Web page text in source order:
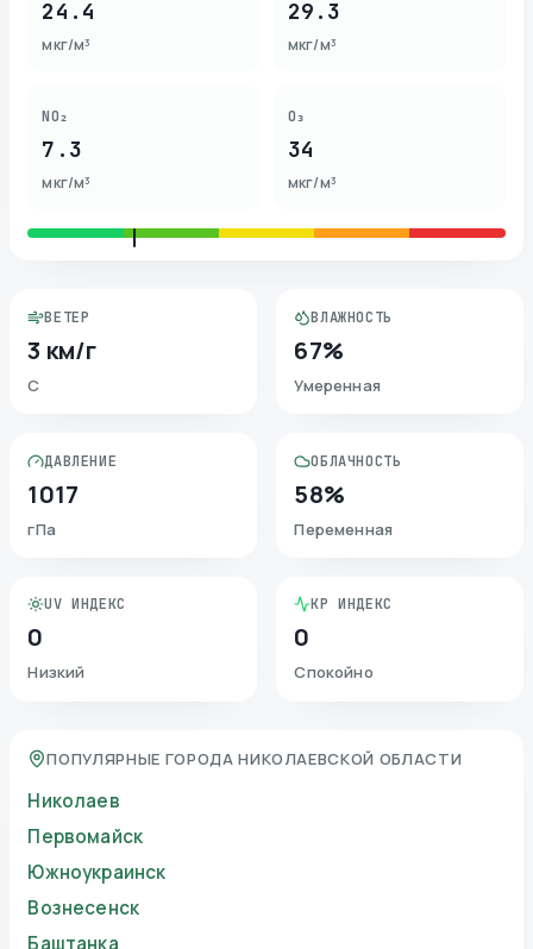
24.4
мкг/м³
29.3
мкг/м³
NO₂
7.3
мкг/м³
O₃
34
мкг/м³
ВЕТЕР
3 км/г
С
ВЛАЖНОСТЬ
67%
Умеренная
ДАВЛЕНИЕ
1017
гПа
ОБЛАЧНОСТЬ
58%
Переменная
UV ИНДЕКС
0
Низкий
KP ИНДЕКС
0
Спокойно
ПОПУЛЯРНЫЕ ГОРОДА НИКОЛАЕВСКОЙ ОБЛАСТИ
Николаев
Первомайск
Южноукраинск
Вознесенск
Баштанка